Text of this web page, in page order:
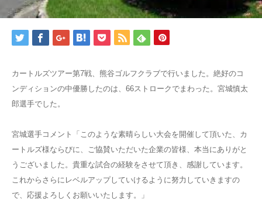
カートルズツアー第7戦、熊谷ゴルフクラブで行いました。絶好のコ
ンディションの中優勝したのは、66ストロークでまわった。宮城慎太
郎選手でした。
宮城選手コメント「このような素晴らしい大会を開催して頂いた、カ
ートルズ様ならびに、ご協賛いただいた企業の皆様、本当にありがと
うございました。貴重な試合の経験をさせて頂き、感謝しています。
これからさらにレベルアップしていけるように努力していきますの
で、応援よろしくお願いいたします。」